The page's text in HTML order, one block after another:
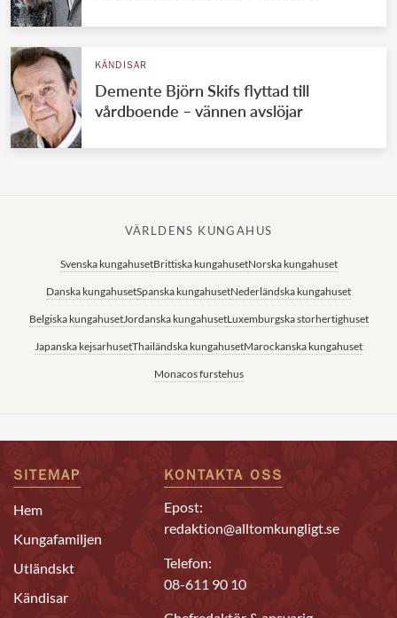
KÄNDISAR
Demente Björn Skifs flyttad till
vårdboende – vännen avslöjar
VÄRLDENS KUNGAHUS
Svenska kungahusetBrittiska kungahusetNorska kungahuset
Danska kungahusetSpanska kungahusetNederländska kungahuset
Belgiska kungahusetJordanska kungahusetLuxemburgska storhertighuset
Japanska kejsarhusetThailändska kungahusetMarockanska kungahuset
Monacos furstehus
SITEMAP
Hem
Kungafamiljen
Utländskt
Kändisar
KONTAKTA OSS
Epost:
redaktion@alltomkungligt.se
Telefon:
08-611 90 10